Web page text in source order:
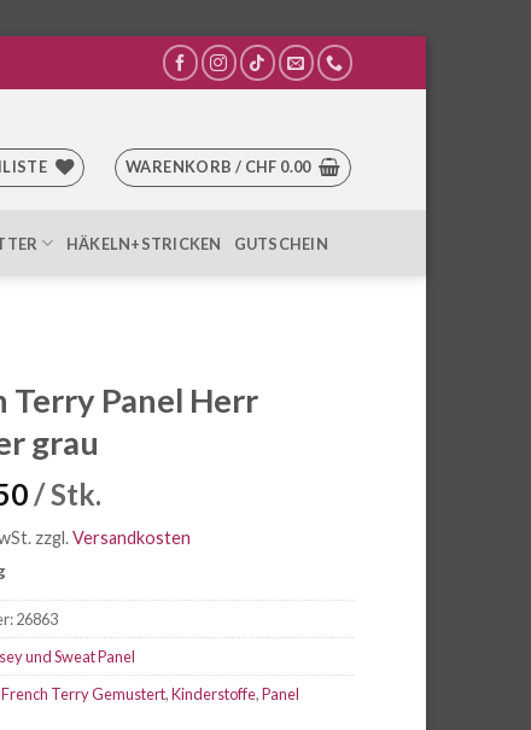
WARENKORB / CHF 0.00
HÄKELN+STRICKEN GUTSCHEIN
Terry Panel Herr
grau
/ Stk.
zzgl.Versandkosten
26863
und Sweat Panel
French Terry Gemustert,Kinderstoffe,Panel